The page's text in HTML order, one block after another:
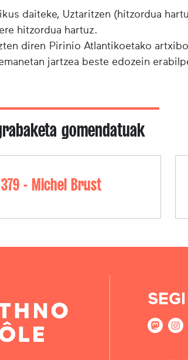
daiteke, Uztaritzen (hitzordua
hitzordua hartuz.
diren Pirinio Atlantikoetako
jartzea beste edozein
gomendatuak
379 - Michel Brust